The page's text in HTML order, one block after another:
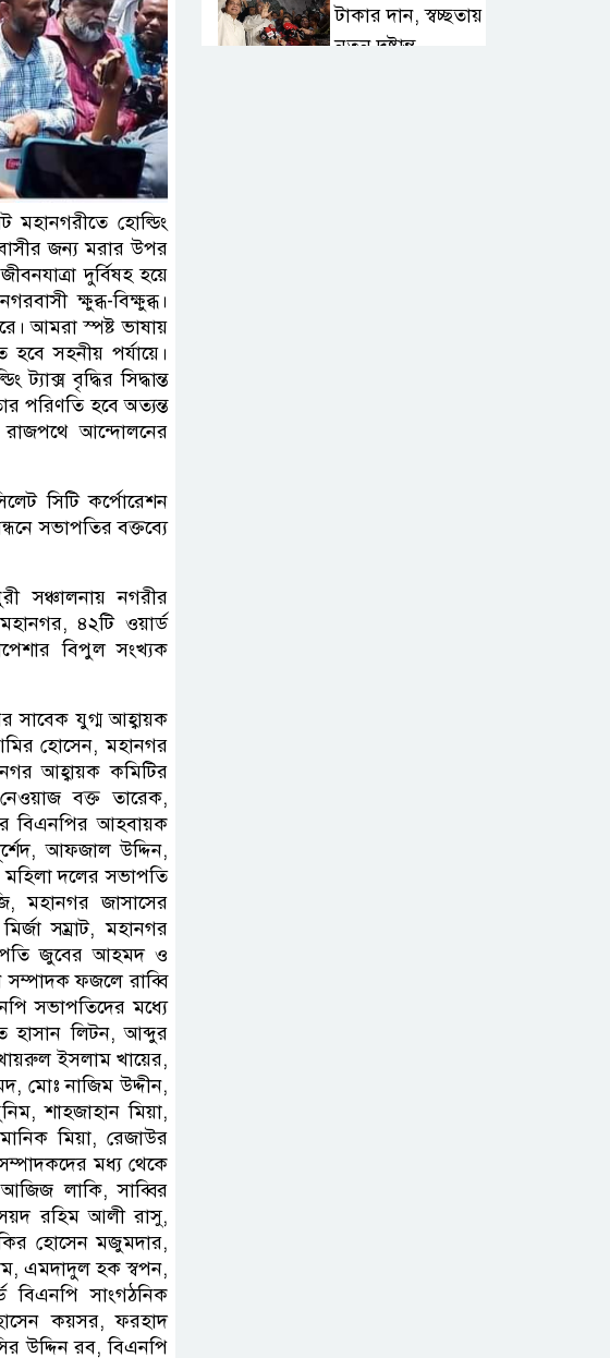
হোল্ডিং
জন্য মরার উপর
দুর্বিষহ হয়ে
ক্ষুব্ধ-বিক্ষুব্ধ।
আমরা স্পষ্ট ভাষায়
সহনীয় পর্যায়ে।
বৃদ্ধির সিদ্ধান্ত
পরিণতি হবে অত্যন্ত
রাজপথে আন্দোলনের
সিটি কর্পোরেশন
সভাপতির বক্তব্যে
সঞ্চালনায় নগরীর
মহানগর, ৪২টি ওয়ার্ড
বিপুল সংখ্যক
সাবেক যুগ্ম আহ্বায়ক
হোসেন, মহানগর
আহ্বায়ক কমিটির
বক্ত তারেক,
বিএনপির আহবায়ক
আফজাল উদ্দিন,
দলের সভাপতি
মহানগর জাসাসের
সম্রাট, মহানগর
জুবের আহমদ ও
সম্পাদক ফজলে রাব্বি
সভাপতিদের মধ্যে
হাসান লিটন, আব্দুর
ইসলাম খায়ের,
মোঃ নাজিম উদ্দীন,
শাহজাহান মিয়া,
মিয়া, রেজাউর
মধ্য থেকে
লাকি, সাব্বির
রহিম আলী রাসু,
হোসেন মজুমদার,
এমদাদুল হক স্বপন,
সাংগঠনিক
কয়সর, ফরহাদ
উদ্দিন রব, বিএনপি
টাকার দান, স্বচ্ছতায়
নতুন দৃষ্টান্ত